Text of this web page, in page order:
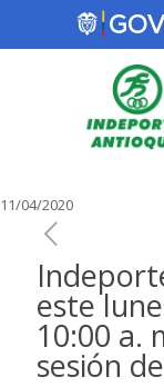
11/04/2020
este
10:00 a.
sesión